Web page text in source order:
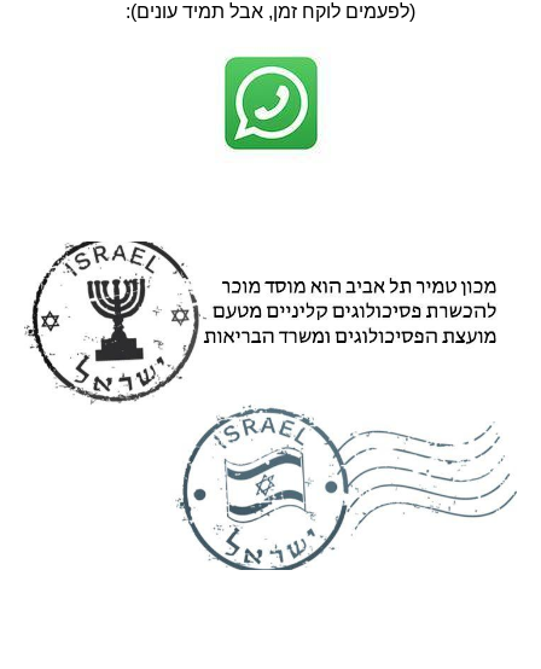
(לפעמים לוקח זמן, אבל תמיד עונים):